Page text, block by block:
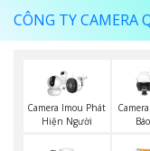
CÔNG TY CAMERA
Camera Imou Phát
Hiện Người